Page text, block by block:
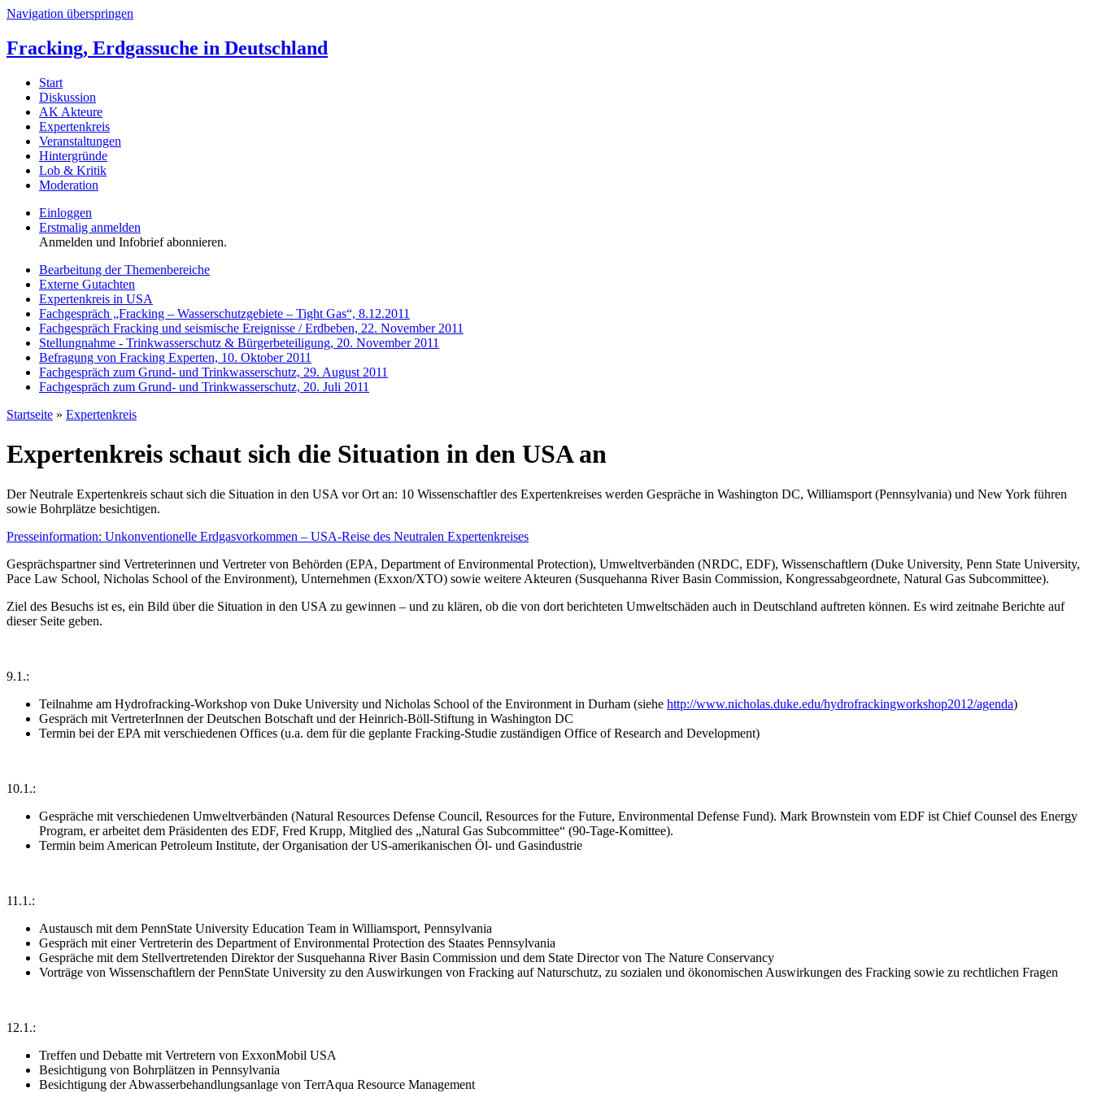
Navigation überspringen
Fracking, Erdgassuche in Deutschland
Start
Diskussion
AK Akteure
Expertenkreis
Veranstaltungen
Hintergründe
Lob & Kritik
Moderation
Einloggen
Erstmalig anmelden
Anmelden und Infobrief abonnieren.
Bearbeitung der Themenbereiche
Externe Gutachten
Expertenkreis in USA
Fachgespräch „Fracking – Wasserschutzgebiete – Tight Gas“, 8.12.2011
Fachgespräch Fracking und seismische Ereignisse / Erdbeben, 22. November 2011
Stellungnahme - Trinkwasserschutz & Bürgerbeteiligung, 20. November 2011
Befragung von Fracking Experten, 10. Oktober 2011
Fachgespräch zum Grund- und Trinkwasserschutz, 29. August 2011
Fachgespräch zum Grund- und Trinkwasserschutz, 20. Juli 2011
Startseite » Expertenkreis
Expertenkreis schaut sich die Situation in den USA an
Der Neutrale Expertenkreis schaut sich die Situation in den USA vor Ort an: 10 Wissenschaftler des Expertenkreises werden Gespräche in Washington DC, Williamsport (Pennsylvania) und New York führen
sowie Bohrplätze besichtigen.
Presseinformation: Unkonventionelle Erdgasvorkommen – USA-Reise des Neutralen Expertenkreises
Gesprächspartner sind Vertreterinnen und Vertreter von Behörden (EPA, Department of Environmental Protection), Umweltverbänden (NRDC, EDF), Wissenschaftlern (Duke University, Penn State University,
Pace Law School, Nicholas School of the Environment), Unternehmen (Exxon/XTO) sowie weitere Akteuren (Susquehanna River Basin Commission, Kongressabgeordnete, Natural Gas Subcommittee).
Ziel des Besuchs ist es, ein Bild über die Situation in den USA zu gewinnen – und zu klären, ob die von dort berichteten Umweltschäden auch in Deutschland auftreten können. Es wird zeitnahe Berichte auf
dieser Seite geben.
9.1.:
Teilnahme am Hydrofracking-Workshop von Duke University und Nicholas School of the Environment in Durham (siehe http://www.nicholas.duke.edu/hydrofrackingworkshop2012/agenda)
Gespräch mit VertreterInnen der Deutschen Botschaft und der Heinrich-Böll-Stiftung in Washington DC
Termin bei der EPA mit verschiedenen Offices (u.a. dem für die geplante Fracking-Studie zuständigen Office of Research and Development)
10.1.:
Gespräche mit verschiedenen Umweltverbänden (Natural Resources Defense Council, Resources for the Future, Environmental Defense Fund). Mark Brownstein vom EDF ist Chief Counsel des Energy
Program, er arbeitet dem Präsidenten des EDF, Fred Krupp, Mitglied des „Natural Gas Subcommittee“ (90-Tage-Komittee).
Termin beim American Petroleum Institute, der Organisation der US-amerikanischen Öl- und Gasindustrie
11.1.:
Austausch mit dem PennState University Education Team in Williamsport, Pennsylvania
Gespräch mit einer Vertreterin des Department of Environmental Protection des Staates Pennsylvania
Gespräche mit dem Stellvertretenden Direktor der Susquehanna River Basin Commission und dem State Director von The Nature Conservancy
Vorträge von Wissenschaftlern der PennState University zu den Auswirkungen von Fracking auf Naturschutz, zu sozialen und ökonomischen Auswirkungen des Fracking sowie zu rechtlichen Fragen
12.1.:
Treffen und Debatte mit Vertretern von ExxonMobil USA
Besichtigung von Bohrplätzen in Pennsylvania
Besichtigung der Abwasserbehandlungsanlage von TerrAqua Resource Management